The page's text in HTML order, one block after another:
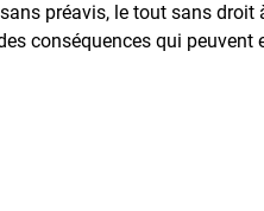
préavis, le tout sans droit
conséquences qui peuvent